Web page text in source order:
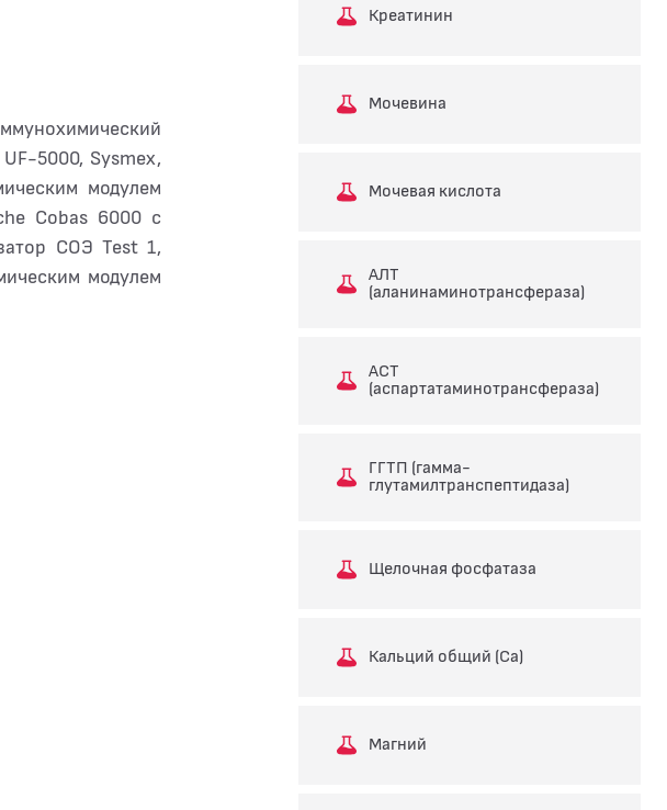
5000, Sysmex,
модулем
Cobas 6000 с
СОЭ Test 1,
модулем
Креатинин
Мочевина
Мочевая кислота
АЛТ
(аланинаминотрансфераза)
АСТ
(аспартатаминотрансфераза)
ГГТП (гамма-
глутамилтранспептидаза)
Щелочная фосфатаза
Кальций общий (Ca)
Магний